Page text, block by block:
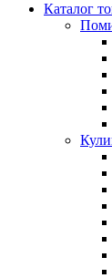
Каталог